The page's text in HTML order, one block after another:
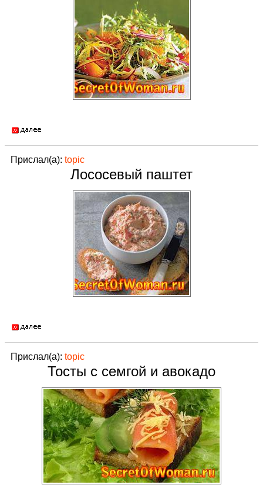
Прислал(а): topic
Лососевый паштет
Прислал(а): topic
Тосты с семгой и авокадо